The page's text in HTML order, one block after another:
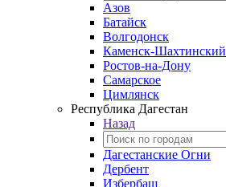
Азов
Батайск
Волгодонск
Каменск-Шахтинский
Ростов-на-Дону
Самарское
Цимлянск
Республика Дагестан
Назад
Дагестанские Огни
Дербент
Избербаш